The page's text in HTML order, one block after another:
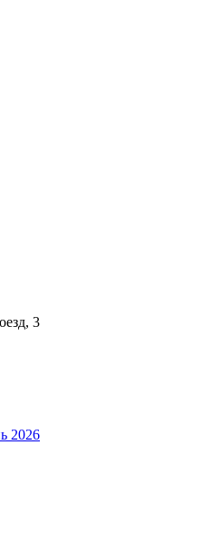
3
2026